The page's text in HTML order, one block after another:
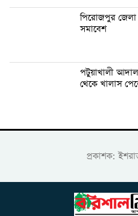
পিরোজপুর জেলা
সমাবেশ
পটুয়াখালী
থেকে খালাস
প্রকাশক: